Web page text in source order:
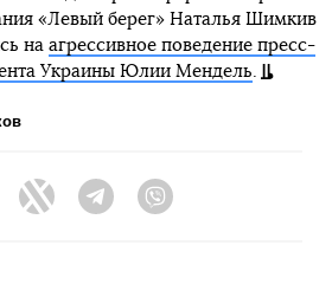
«Левый берег» Наталья Шимкив
на агрессивное поведение пресс-
Украины Юлии Мендель.
FacebookTwitter Telegram